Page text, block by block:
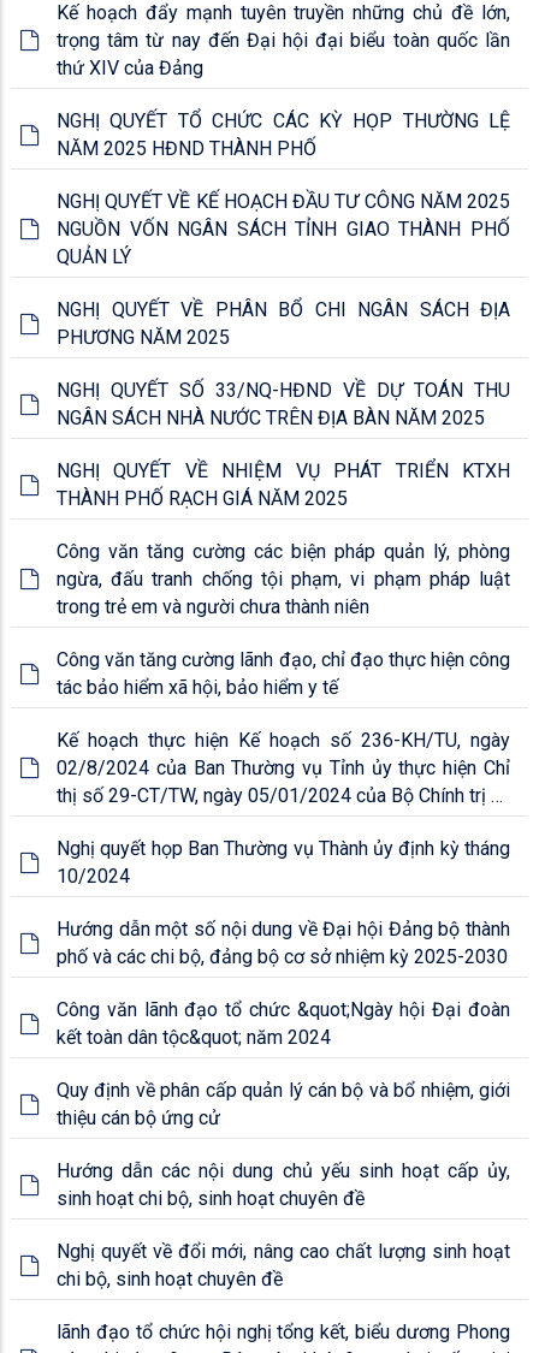
Kế hoạch đẩy mạnh tuyên truyền những chủ đề lớn,
trọng tâm từ nay đến Đại hội đại biểu toàn quốc lần
thứ XIV của Đảng
NGHỊ QUYẾT TỔ CHỨC CÁC KỲ HỌP THƯỜNG LỆ
NĂM 2025 HĐND THÀNH PHỐ
NGHỊ QUYẾT VỀ KẾ HOẠCH ĐẦU TƯ CÔNG NĂM 2025
NGUỒN VỐN NGÂN SÁCH TỈNH GIAO THÀNH PHỐ
QUẢN LÝ
NGHỊ QUYẾT VỀ PHÂN BỔ CHI NGÂN SÁCH ĐỊA
PHƯƠNG NĂM 2025
NGHỊ QUYẾT SỐ 33/NQ-HĐND VỀ DỰ TOÁN THU
NGÂN SÁCH NHÀ NƯỚC TRÊN ĐỊA BÀN NĂM 2025
NGHỊ QUYẾT VỀ NHIỆM VỤ PHÁT TRIỂN KTXH
THÀNH PHỐ RẠCH GIÁ NĂM 2025
Công văn tăng cường các biện pháp quản lý, phòng
ngừa, đấu tranh chống tội phạm, vi phạm pháp luật
trong trẻ em và người chưa thành niên
Công văn tăng cường lãnh đạo, chỉ đạo thực hiện công
tác bảo hiểm xã hội, bảo hiểm y tế
Kế hoạch thực hiện Kế hoạch số 236-KH/TU, ngày
02/8/2024 của Ban Thường vụ Tỉnh ủy thực hiện Chỉ
thị số 29-CT/TW, ngày 05/01/2024 của Bộ Chính trị về
công tác phổ cập giáo dục, giáo dục bắt buộc, xóa mù
chữ cho người lớn và đẩy mạnh phân luồng học sinh tr
Nghị quyết họp Ban Thường vụ Thành ủy định kỳ tháng
10/2024
Hướng dẫn một số nội dung về Đại hội Đảng bộ thành
phố và các chi bộ, đảng bộ cơ sở nhiệm kỳ 2025-2030
Công văn lãnh đạo tổ chức &quot;Ngày hội Đại đoàn
kết toàn dân tộc&quot; năm 2024
Quy định về phân cấp quản lý cán bộ và bổ nhiệm, giới
thiệu cán bộ ứng cử
Hướng dẫn các nội dung chủ yếu sinh hoạt cấp ủy,
sinh hoạt chi bộ, sinh hoạt chuyên đề
Nghị quyết về đổi mới, nâng cao chất lượng sinh hoạt
chi bộ, sinh hoạt chuyên đề
lãnh đạo tổ chức hội nghị tổng kết, biểu dương Phong